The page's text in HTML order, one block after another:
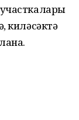
киләсәктә